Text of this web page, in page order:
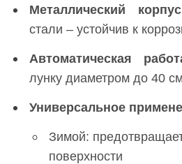
Металлический корпус
стали – устойчив к
Автоматическая
лунку диаметром до 40
Универсальное
Зимой:
поверхности